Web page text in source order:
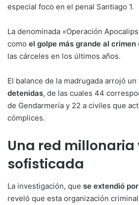
especial foco en el penal Santiago 1.
La denominada «Operación
como el golpe más grande al crimen
las cárceles en los últimos años.
El balance de la madrugada arrojó un
detenidas, de las cuales 44
de Gendarmería y 22 a civiles que
cómplices.
Una red millonaria
sofisticada
La investigación, que se extendió
reveló que esta organización